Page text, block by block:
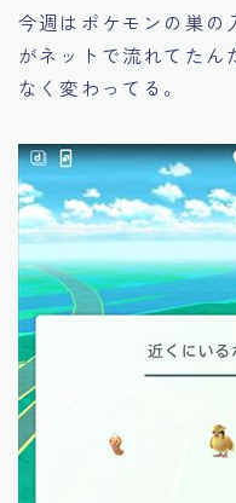
今週はポケモンの巣の
がネットで流れてたん
なく変わってる。